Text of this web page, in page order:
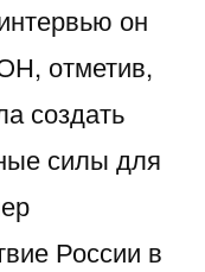
он
отметив,
создать
силы для
России в